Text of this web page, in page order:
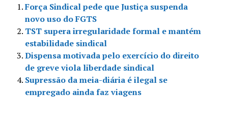
Força Sindical pede que Justiça suspenda
novo uso do FGTS
TST supera irregularidade formal e mantém
estabilidade sindical
Dispensa motivada pelo exercício do direito
de greve viola liberdade sindical
Supressão da meia-diária é ilegal se
empregado ainda faz viagens